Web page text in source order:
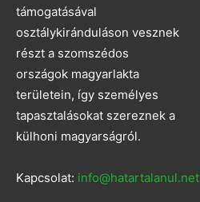
támogatásával
osztálykiránduláson vesznek
részt a szomszédos
országok magyarlakta
területein, így személyes
tapasztalásokat szereznek a
külhoni magyarságról.
Kapcsolat: info@hatartalanul.net